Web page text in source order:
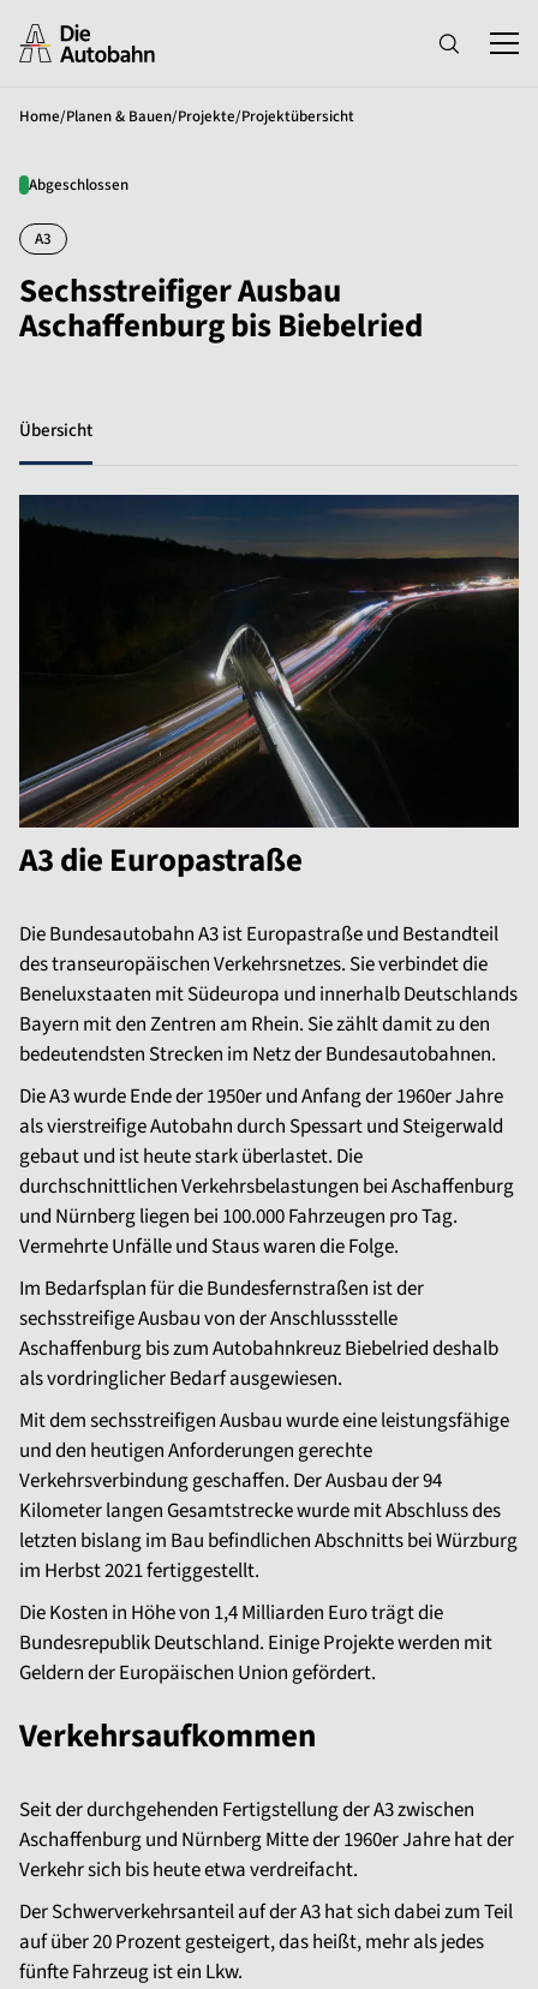
Home/Planen & Bauen/Projekte/Projektübersicht
Abgeschlossen
A3
Sechsstreifiger Ausbau
Aschaffenburg bis Biebelried
Übersicht
A3 die Europastraße
Die Bundesautobahn A3 ist Europastraße und Bestandteil
des transeuropäischen Verkehrsnetzes. Sie verbindet die
Beneluxstaaten mit Südeuropa und innerhalb Deutschlands
Bayern mit den Zentren am Rhein. Sie zählt damit zu den
bedeutendsten Strecken im Netz der Bundesautobahnen.
Die A3 wurde Ende der 1950er und Anfang der 1960er Jahre
als vierstreifige Autobahn durch Spessart und Steigerwald
gebaut und ist heute stark überlastet. Die
durchschnittlichen Verkehrsbelastungen bei Aschaffenburg
und Nürnberg liegen bei 100.000 Fahrzeugen pro Tag.
Vermehrte Unfälle und Staus waren die Folge.
Im Bedarfsplan für die Bundesfernstraßen ist der
sechsstreifige Ausbau von der Anschlussstelle
Aschaffenburg bis zum Autobahnkreuz Biebelried deshalb
als vordringlicher Bedarf ausgewiesen.
Mit dem sechsstreifigen Ausbau wurde eine leistungsfähige
und den heutigen Anforderungen gerechte
Verkehrsverbindung geschaffen. Der Ausbau der 94
Kilometer langen Gesamtstrecke wurde mit Abschluss des
letzten bislang im Bau befindlichen Abschnitts bei Würzburg
im Herbst 2021 fertiggestellt.
Die Kosten in Höhe von 1,4 Milliarden Euro trägt die
Bundesrepublik Deutschland. Einige Projekte werden mit
Geldern der Europäischen Union gefördert.
Verkehrsaufkommen
Seit der durchgehenden Fertigstellung der A3 zwischen
Aschaffenburg und Nürnberg Mitte der 1960er Jahre hat der
Verkehr sich bis heute etwa verdreifacht.
Der Schwerverkehrsanteil auf der A3 hat sich dabei zum Teil
auf über 20 Prozent gesteigert, das heißt, mehr als jedes
fünfte Fahrzeug ist ein Lkw.